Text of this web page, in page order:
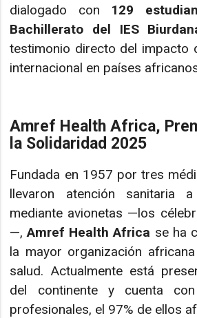
dialogado con 129
Bachillerato del IES
testimonio directo del impacto
internacional en países
Amref Health Africa,
la Solidaridad 2025
Fundada en 1957 por tres
llevaron atención sanitaria
mediante avionetas —los
—,Amref Health Africa se ha
la mayor organización
salud. Actualmente está
del continente y cuenta
profesionales, el 97% de ellos